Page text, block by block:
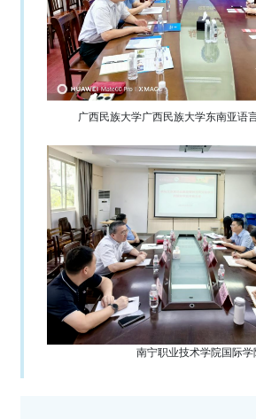
广西民族大学广西民族大学东南亚语
南宁职业技术学院国际学